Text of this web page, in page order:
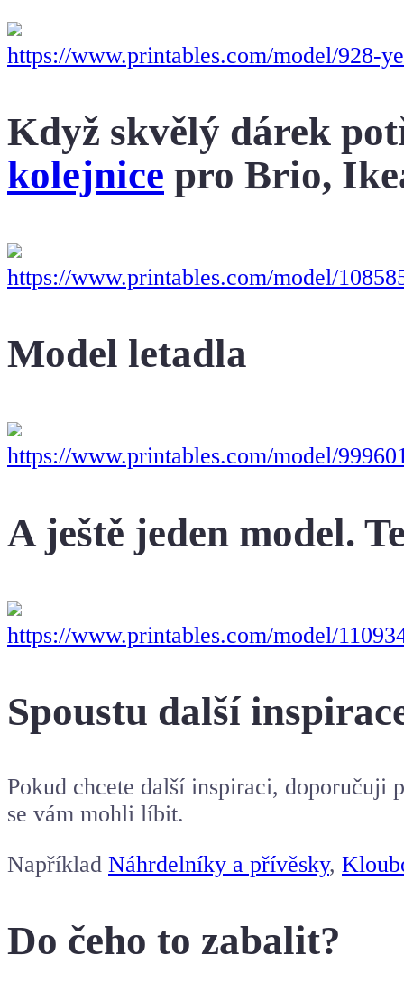
https://www.printables.com/model/928-
Když skvělý dárek
kolejnice pro Brio,
https://www.printables.com/model/
Model letadla
https://www.printables.com/model/
A ještě jeden model.
https://www.printables.com/model/
Spoustu další
Pokud chcete další inspiraci, doporučuji
se vám mohli líbit.
Například Náhrdelníky a přívěsky,
Do čeho to zabalit?